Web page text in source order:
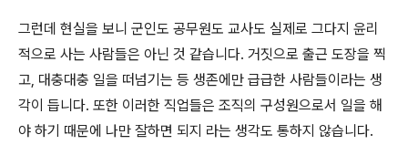
그런데 현실을 보니 군인도 공무원도 교사도 실제로 그다지 윤리
적으로 사는 사람들은 아닌 것 같습니다. 거짓으로 출근 도장을 찍
고, 대충대충 일을 떠넘기는 등 생존에만 급급한 사람들이라는 생
각이 듭니다. 또한 이러한 직업들은 조직의 구성원으로서 일을 해
야 하기 때문에 나만 잘하면 되지 라는 생각도 통하지 않습니다.